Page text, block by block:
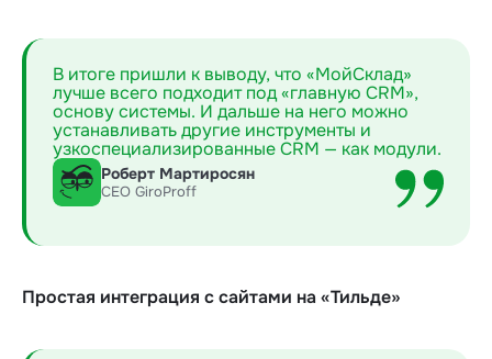
В итоге пришли к выводу, что «МойСклад»
лучше всего подходит под «главную CRM»,
основу системы. И дальше на него можно
устанавливать другие инструменты и
узкоспециализированные CRM — как модули.
Роберт Мартиросян
СЕО GiroProff
Простая интеграция с сайтами на «Тильде»